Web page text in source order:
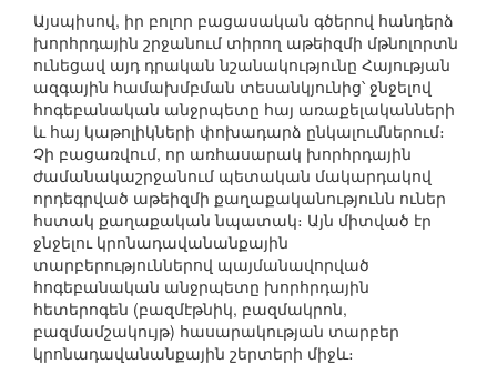
Այսպիսով, իր բոլոր բացասական գծերով հանդերձ
խորհրդային շրջանում տիրող աթեիզմի մթնոլորտն
ունեցավ այդ դրական նշանակությունը Հայության
ազգային համախմբման տեսանկյունից՝ ջնջելով
հոգեբանական անջրպետը հայ առաքելականների
և հայ կաթոլիկների փոխադարձ ընկալումներում։
Չի բացառվում, որ առհասարակ խորհրդային
ժամանակաշրջանում պետական մակարդակով
որդեգրված աթեիզմի քաղաքականությունն ուներ
հստակ քաղաքական նպատակ։ Այն միտված էր
ջնջելու կրոնադավանանքային
տարբերություններով պայմանավորված
հոգեբանական անջրպետը խորհրդային
հետերոգեն (բազմէթնիկ, բազմակրոն,
բազմամշակույթ) հասարակության տարբեր
կրոնադավանանքային շերտերի միջև։